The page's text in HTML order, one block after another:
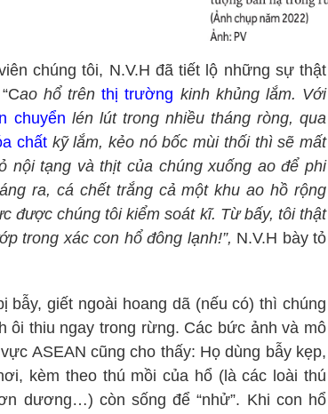
chúng tôi, N.V.H đã tiết lộ những sự thật
ao hổ trênthị trường kinh khủng lắm. Với
chuyển lén lút trong nhiều tháng ròng, qua
chấtkỹ lắm, kẻo nó bốc mùi thối thì sẽ mất
nội tạng và thịt của chúng xuống ao để phi
ra, cá chết trắng cả một khu ao hồ rộng
được chúng tôi kiểm soát kĩ. Từ bấy, tôi thật
trong xác con hổ đông lạnh!”, N.V.H bày tỏ
bẫy, giết ngoài hoang dã (nếu có) thì chúng
ôi thiu ngay trong rừng. Các bức ảnh và mô
ASEAN cũng cho thấy: Họ dùng bẫy kẹp,
kèm theo thú mồi của hổ (là các loài thú
dương…) còn sống để “nhử”. Khi con hổ